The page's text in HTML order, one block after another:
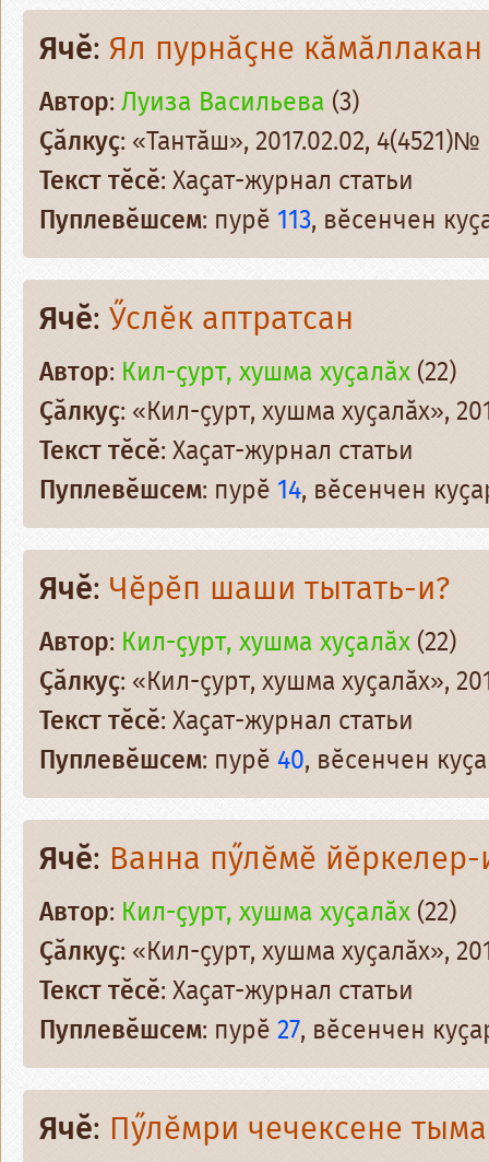
Ячӗ: Ял пурнӑҫне
Автор:Луиза Васильева (3)
Ҫӑлкуҫ: «Тантӑш», 2017.02.02, 4(4521)№
Текст тӗсӗ: Хаҫат-журнал статьи
Пуплевӗшсем: пурӗ 113, вӗсенчен
Ячӗ: Ӳслӗк аптратсан
Автор: Кил-ҫурт, хушма хуҫалӑх(22)
Ҫӑлкуҫ: «Кил-ҫурт, хушма хуҫалӑх»,
Текст тӗсӗ: Хаҫат-журнал статьи
Пуплевӗшсем: пурӗ 14, вӗсенчен
Ячӗ: Чӗрӗп шaши тытать-и?
Автор: Кил-ҫурт, хушма хуҫалӑх(22)
Ҫӑлкуҫ: «Кил-ҫурт, хушма хуҫалӑх»,
Текст тӗсӗ: Хаҫат-журнал статьи
Пуплевӗшсем: пурӗ 40, вӗсенчен
Ячӗ: Ванна пӳлӗмӗ йӗркелер-
Автор: Кил-ҫурт, хушма хуҫалӑх(22)
Ҫӑлкуҫ: «Кил-ҫурт, хушма хуҫалӑх»,
Текст тӗсӗ: Хаҫат-журнал статьи
Пуплевӗшсем: пурӗ27, вӗсенчен
Ячӗ: Пӳлӗмри чечексене